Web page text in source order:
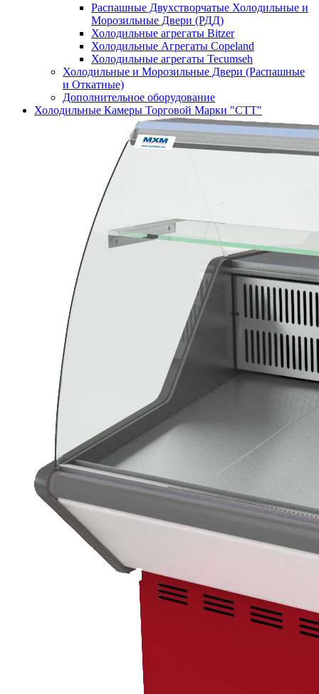
Распашные Двухстворчатые Холодильные и
Морозильные Двери (РДД)
Холодильные агрегаты Bitzer
Холодильные Агрегаты Copeland
Холодильные агрегаты Tecumseh
Холодильные и Морозильные Двери (Распашные
и Откатные)
Дополнительное оборудование
Холодильные Камеры Торговой Марки "СТТ"